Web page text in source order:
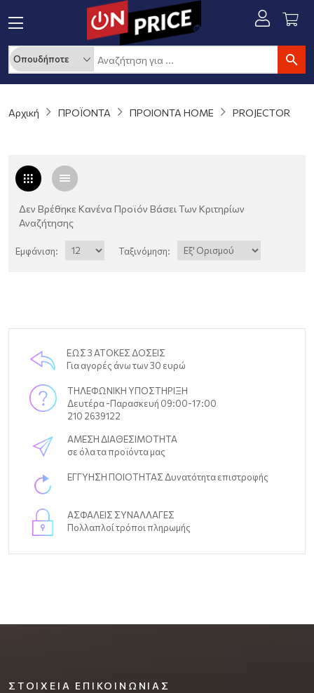
Αρχική ΠΡΟΪΟΝΤΑ ΠΡΟΙΟΝΤΑ HOME PROJECTOR
Δεν Βρέθηκε Κανένα Προϊόν Βάσει Των Κριτηρίων
Αναζήτησης
Εμφάνιση: Ταξινόμηση:
ΕΩΣ 3 ΑΤΟΚΕΣ ΔΟΣΕΙΣ
Για αγορές άνω των 30 ευρώ
ΤΗΛΕΦΩΝΙΚΗ ΥΠΟΣΤΗΡΙΞΗ
Δευτέρα -Παρασκευή 09:00-17:00
210 2639122
ΑΜΕΣΗ ΔΙΑΘΕΣΙΜΟΤΗΤΑ
σε όλα τα προϊόντα μας
ΕΓΓΥΗΣΗ ΠΟΙΟΤΗΤΑΣ Δυνατότητα επιστροφής
ΑΣΦΑΛΕΙΣ ΣΥΝΑΛΛΑΓΕΣ
Πολλαπλοί τρόποι πληρωμής
ΣΤΟΙΧΕΊΑ ΕΠΙΚΟΙΝΩΝΊΑΣ